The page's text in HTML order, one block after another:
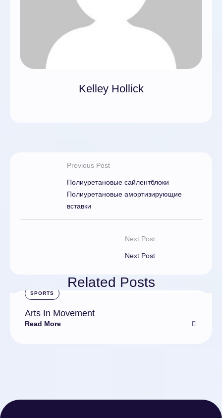
Kelley Hollick
Previous Post
Полиуретановые сайлентблоки
Полиуретановые амортизирующие
вставки
Next Post
Next Post
Related Posts
SPORTS
Arts In Movement
Read More